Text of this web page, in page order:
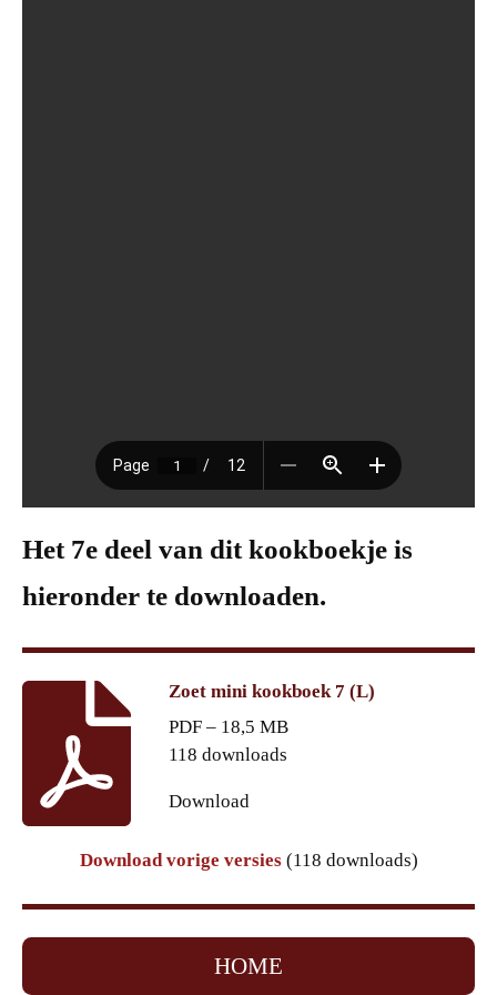
Het 7e deel van dit kookboekje is
hieronder te downloaden.
Zoet mini kookboek 7 (L)
PDF – 18,5 MB
118 downloads
Download
Download vorige versies (118 downloads)
HOME